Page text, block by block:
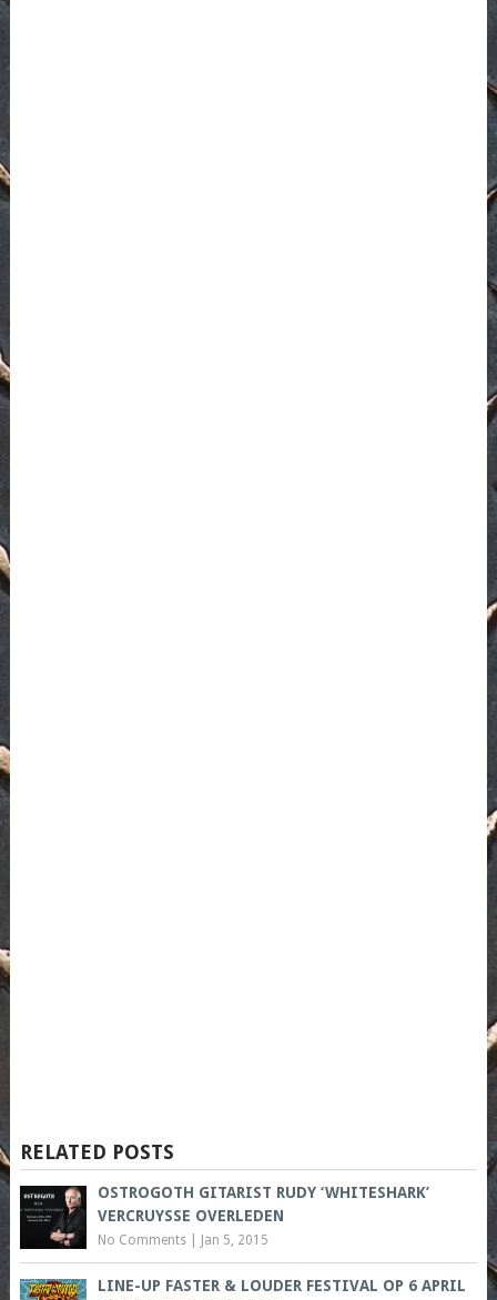
RELATED POSTS
OSTROGOTH GITARIST RUDY ‘WHITESHARK’
VERCRUYSSE OVERLEDEN
No Comments| Jan 5, 2015
LINE-UP FASTER & LOUDER FESTIVAL OP 6 APRIL